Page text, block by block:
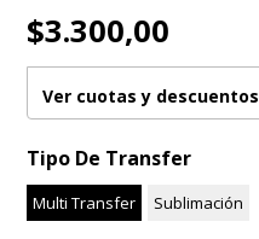
$3.300,00
Ver cuotas y descuentos
Tipo De Transfer
Multi Transfer Sublimación